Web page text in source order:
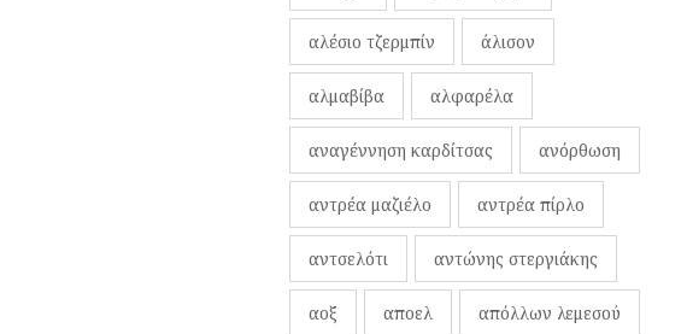
αλέσιο τζερμπίν άλισον
αλμαβίβα αλφαρέλα
αναγέννηση καρδίτσας ανόρθωση
αντρέα μαζιέλο αντρέα πίρλο
αντσελότι αντώνης στεργιάκης
αοξ αποελ απόλλων λεμεσού